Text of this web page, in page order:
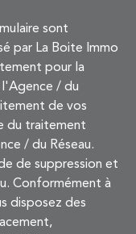
sont
par La Boite Immo
pour la
/ du
de vos
du traitement
/ du Réseau.
de suppression et
Conformément à
disposez des